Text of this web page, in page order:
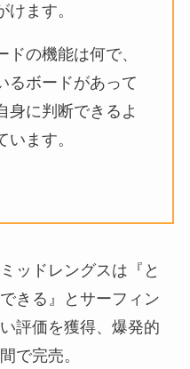
ます。
の機能は何で、
るボードがあって
身に判断できるよ
ます。
ッドレングスは『と
きる』とサーフィン
評価を獲得、爆発的
で完売。